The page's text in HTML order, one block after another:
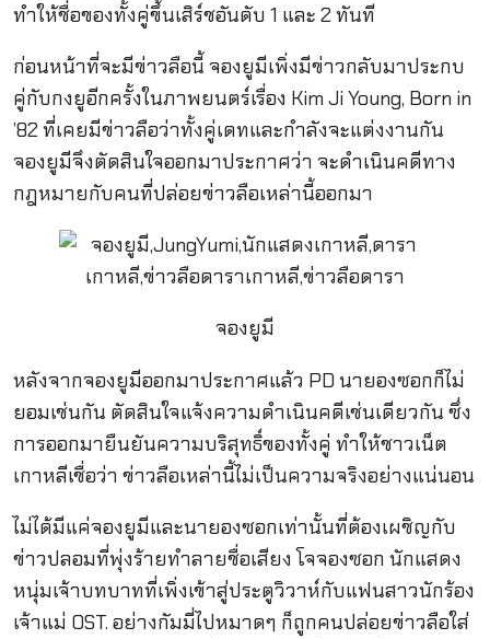
ทำให้ชื่อของทั้งคู่ขึ้นเสิร์ชอันดับ 1 และ 2 ทันที
ก่อนหน้าที่จะมีข่าวลือนี้ จองยูมีเพิ่งมีข่าวกลับมาประกบ
คู่กับกงยูอีกครั้งในภาพยนตร์เรื่อง Kim Ji Young, Born in
’82 ที่เคยมีข่าวลือว่าทั้งคู่เดทและกำลังจะแต่งงานกัน
จองยูมีจึงตัดสินใจออกมาประกาศว่า จะดำเนินคดีทาง
กฎหมายกับคนที่ปล่อยข่าวลือเหล่านี้ออกมา
จองยูมี
หลังจากจองยูมีออกมาประกาศแล้ว PD นายองซอกก็ไม่
ยอมเช่นกัน ตัดสินใจแจ้งความดำเนินคดีเช่นเดียวกัน ซึ่ง
การออกมายืนยันความบริสุทธิ์ของทั้งคู่ ทำให้ชาวเน็ต
เกาหลีเชื่อว่า ข่าวลือเหล่านี้ไม่เป็นความจริงอย่างแน่นอน
ไม่ได้มีแค่จองยูมีและนายองซอกเท่านั้นที่ต้องเผชิญกับ
ข่าวปลอมที่พุ่งร้ายทำลายชื่อเสียง โจจองซอก นักแสดง
หนุ่มเจ้าบทบาทที่เพิ่งเข้าสู่ประตูวิวาห์กับแฟนสาวนักร้อง
เจ้าแม่ OST. อย่างกัมมี่ไปหมาดๆ ก็ถูกคนปล่อยข่าวลือใส่